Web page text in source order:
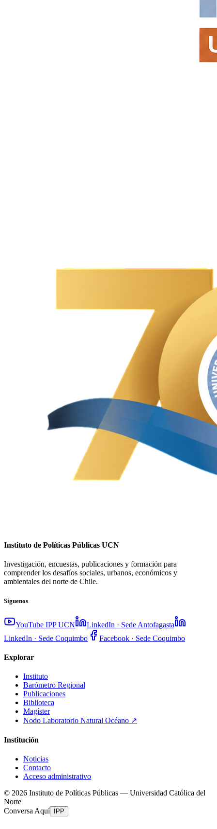
Instituto de Políticas Públicas UCN
Investigación, encuestas, publicaciones y formación para
comprender los desafíos sociales, urbanos, económicos y
ambientales del norte de Chile.
Síguenos
YouTube IPP UCN
LinkedIn · Sede Antofagasta
LinkedIn · Sede Coquimbo
Facebook · Sede Coquimbo
Explorar
Instituto
Barómetro Regional
Publicaciones
Biblioteca
Magíster
Nodo Laboratorio Natural Océano ↗
Institución
Noticias
Contacto
Acceso administrativo
© 2026 Instituto de Políticas Públicas — Universidad Católica del
Norte
Conversa Aquí
IPP